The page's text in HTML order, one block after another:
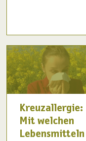
Kreuzallergie:
Mit welchen
Lebensmitteln